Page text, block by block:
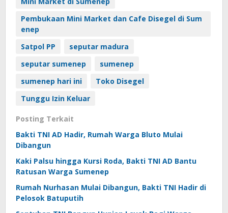
Pembukaan Mini Market dan Cafe Disegel di Sum
enep
Satpol PP
seputar madura
seputar sumenep
sumenep
sumenep hari ini
Toko Disegel
Tunggu Izin Keluar
Posting Terkait
Bakti TNI AD Hadir, Rumah Warga Bluto Mulai
Dibangun
Kaki Palsu hingga Kursi Roda, Bakti TNI AD Bantu
Ratusan Warga Sumenep
Rumah Nurhasan Mulai Dibangun, Bakti TNI Hadir di
Pelosok Batuputih